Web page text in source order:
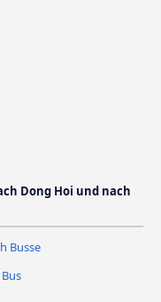
Dong Hoi und nach
Busse